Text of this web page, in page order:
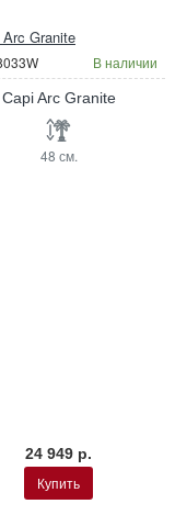
В наличии
Capi Arc Granite
48 см.
24 949 р.
Купить